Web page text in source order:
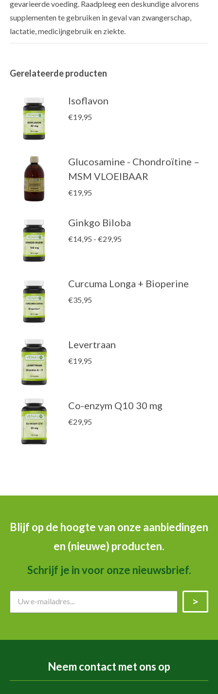
gevarieerde voeding. Raadpleeg een deskundige alvorens
supplementen te gebruiken in geval van zwangerschap,
lactatie, medicijngebruik en ziekte.
Gerelateerde producten
Isoflavon
€19,95
Glucosamine - Chondroïtine –
MSM VLOEIBAAR
€19,95
Ginkgo Biloba
€14,95 - €29,95
Curcuma Longa + Bioperine
€35,95
Levertraan
€19,95
Co-enzym Q10 30 mg
€29,95
Blijf op de hoogte van onze aanbiedingen
en (nieuwe) producten.
Schrijf je in voor onze nieuwsbrief.
Neem contact met ons op